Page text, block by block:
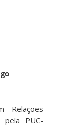
Relações
pela PUC-